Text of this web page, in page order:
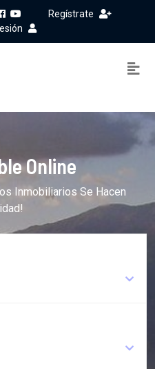
Regístrate
Online
Inmobiliarios Se Hacen